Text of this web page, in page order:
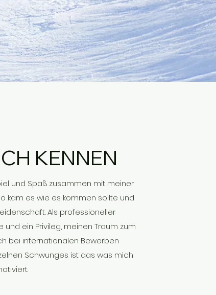
KENNEN
und Spaß zusammen mit meiner
kam es wie es kommen sollte und
Als professioneller
und ein Privileg, meinen Traum zum
bei internationalen Bewerben
Schwunges ist das was mich